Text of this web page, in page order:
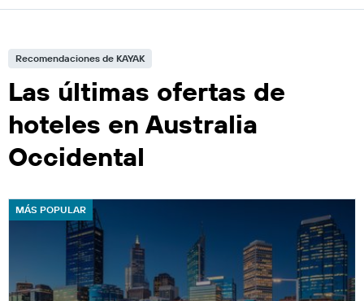
Recomendaciones de KAYAK
Las últimas ofertas de
hoteles en Australia
Occidental
MÁS POPULAR